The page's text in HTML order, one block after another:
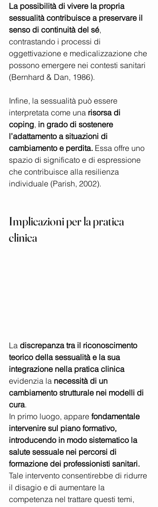
La possibilità di vivere la propria
sessualità contribuisce a preservare il
senso di continuità del sé,
contrastando i processi di
oggettivazione e medicalizzazione che
possono emergere nei contesti sanitari
(Bernhard & Dan, 1986).
Infine, la sessualità può essere
interpretata come una risorsa di
coping, in grado di sostenere
l’adattamento a situazioni di
cambiamento e perdita. Essa offre uno
spazio di significato e di espressione
che contribuisce alla resilienza
individuale (Parish, 2002).
Implicazioni per la pratica
clinica
La discrepanza tra il riconoscimento
teorico della sessualità e la sua
integrazione nella pratica clinica
evidenzia la necessità di un
cambiamento strutturale nei modelli di
cura.
In primo luogo, appare fondamentale
intervenire sul piano formativo,
introducendo in modo sistematico la
salute sessuale nei percorsi di
formazione dei professionisti sanitari.
Tale intervento consentirebbe di ridurre
il disagio e di aumentare la
competenza nel trattare questi temi,